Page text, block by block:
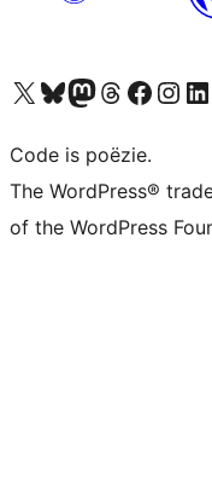
Bezoek ons X (voorheen Twitter) account
Bezoek ons Bluesky account
Bezoek ons Mastodon account
Bezoek ons Threads account
Onze Facebook
Bezoek ons
Code is poëzie.
The WordPress®
of the WordPress